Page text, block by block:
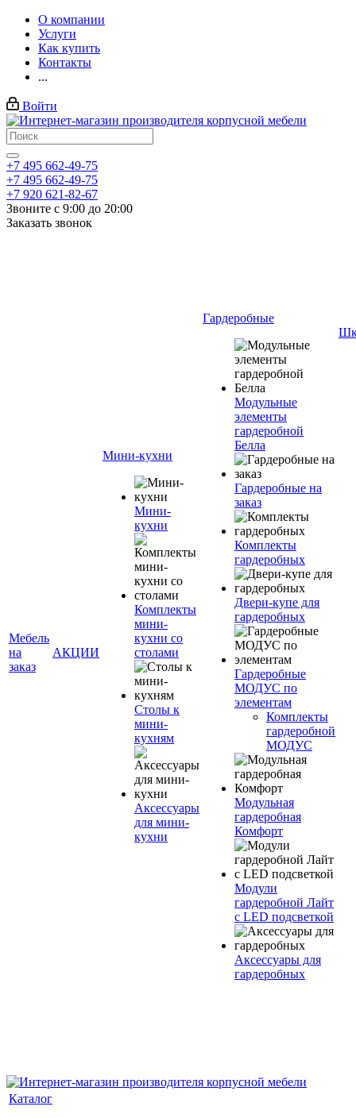
О компании
Услуги
Как купить
Контакты
...
Войти
+7 495 662-49-75
+7 495 662-49-75
+7 920 621-82-67
Звоните с 9:00 до 20:00
Заказать звонок
Мебель
на
заказ
АКЦИИ
Мини-кухни
Мини-
кухни
Комплекты
мини-
кухни со
столами
Столы к
мини-
кухням
Аксессуары
для мини-
кухни
Гардеробные
Модульные
элементы
гардеробной
Белла
Гардеробные на
заказ
Комплекты
гардеробных
Двери-купе для
гардеробных
Гардеробные
МОДУС по
элементам
Комплекты
гардеробной
МОДУС
Модульная
гардеробная
Комфорт
Модули
гардеробной Лайт
с LED подсветкой
Аксессуары для
гардеробных
Каталог